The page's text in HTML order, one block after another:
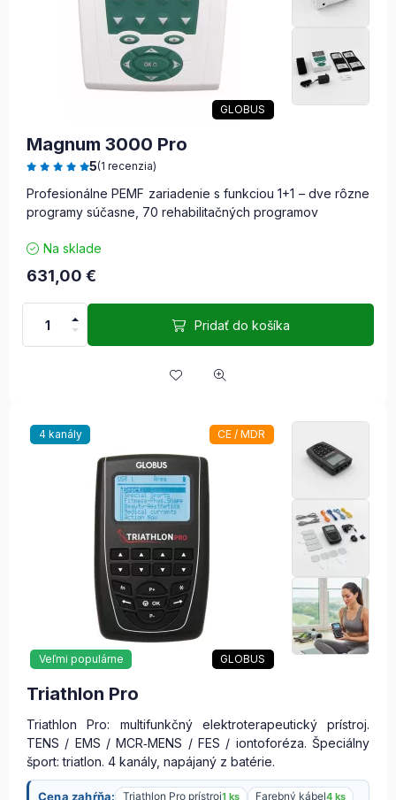
GLOBUS
Magnum 3000 Pro
5(1 recenzia)
Profesionálne PEMF zariadenie s funkciou 1+1 – dve rôzne
programy súčasne, 70 rehabilitačných programov
Na sklade
631,00 €
Pridať do košíka
4 kanály CE / MDR
Veľmi populárne GLOBUS
Triathlon Pro
Triathlon Pro: multifunkčný elektroterapeutický prístroj.
TENS / EMS / MCR‑MENS / FES / iontoforéza. Špeciálny
šport: triatlon. 4 kanály, napájaný z batérie.
Cena zahŕňa: Triathlon Pro prístroj1 ks Farebný kábel4 ks